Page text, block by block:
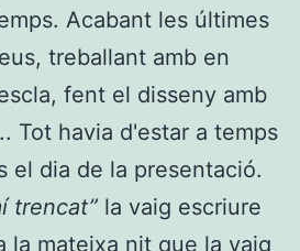
Acabant les últimes
treballant amb en
fent el disseny amb
Tot havia d'estar a temps
el dia de la presentació.
trencat” la vaig escriure
la mateixa nit que la vaig